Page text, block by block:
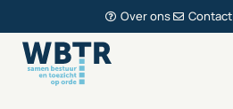
Over ons Contact